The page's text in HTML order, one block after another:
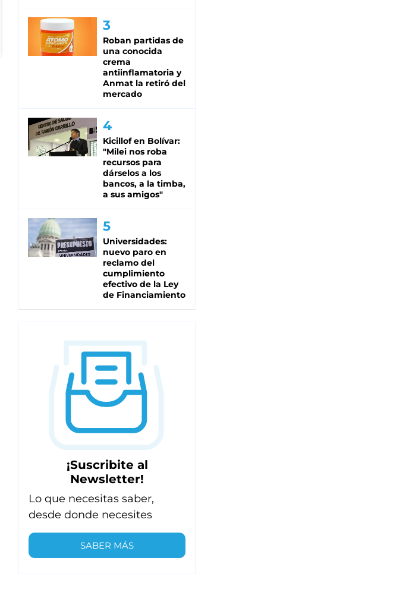
Roban partidas de
una conocida
crema
antiinflamatoria y
Anmat la retiró del
mercado
Kicillof en Bolívar:
"Milei nos roba
recursos para
dárselos a los
bancos, a la timba,
a sus amigos"
Universidades:
nuevo paro en
reclamo del
cumplimiento
efectivo de la Ley
de Financiamiento
¡Suscribite al
Newsletter!
Lo que necesitas saber,
desde donde necesites
SABER MÁS